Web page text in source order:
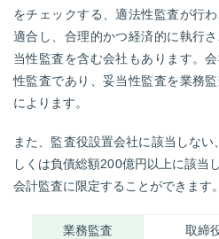
をチェックする、適法性監査が行
適合し、合理的かつ経済的に執行
当性監査を含む会社もあります。
性監査であり、妥当性監査を業務
によります。
また、監査役設置会社に該当しな
しくは負債総額200億円以上に該当
会計監査に限定することができます。
業務監査 取締